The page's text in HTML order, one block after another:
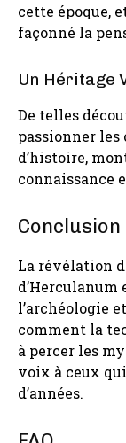
cette époque,
façonné la
Un Héritage
De telles
passionner les
d’histoire,
connaissance
La révélation
d’Herculanum
l’archéologie
comment la
à percer les
voix à ceux
d’années.